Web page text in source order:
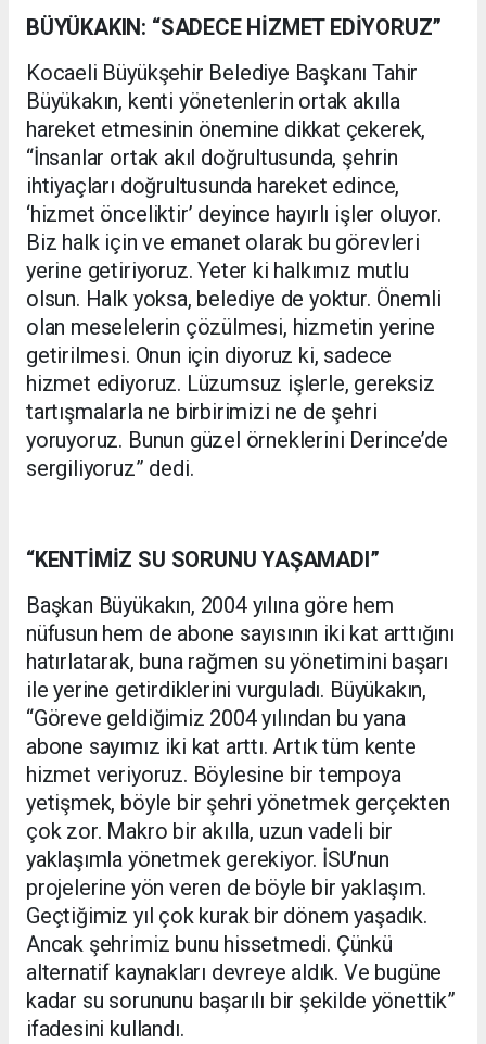
BÜYÜKAKIN: “SADECE HİZMET EDİYORUZ”
Kocaeli Büyükşehir Belediye Başkanı Tahir
Büyükakın, kenti yönetenlerin ortak akılla
hareket etmesinin önemine dikkat çekerek,
“İnsanlar ortak akıl doğrultusunda, şehrin
ihtiyaçları doğrultusunda hareket edince,
‘hizmet önceliktir’ deyince hayırlı işler oluyor.
Biz halk için ve emanet olarak bu görevleri
yerine getiriyoruz. Yeter ki halkımız mutlu
olsun. Halk yoksa, belediye de yoktur. Önemli
olan meselelerin çözülmesi, hizmetin yerine
getirilmesi. Onun için diyoruz ki, sadece
hizmet ediyoruz. Lüzumsuz işlerle, gereksiz
tartışmalarla ne birbirimizi ne de şehri
yoruyoruz. Bunun güzel örneklerini Derince’de
sergiliyoruz” dedi.
“KENTİMİZ SU SORUNU YAŞAMADI”
Başkan Büyükakın, 2004 yılına göre hem
nüfusun hem de abone sayısının iki kat arttığını
hatırlatarak, buna rağmen su yönetimini başarı
ile yerine getirdiklerini vurguladı. Büyükakın,
“Göreve geldiğimiz 2004 yılından bu yana
abone sayımız iki kat arttı. Artık tüm kente
hizmet veriyoruz. Böylesine bir tempoya
yetişmek, böyle bir şehri yönetmek gerçekten
çok zor. Makro bir akılla, uzun vadeli bir
yaklaşımla yönetmek gerekiyor. İSU’nun
projelerine yön veren de böyle bir yaklaşım.
Geçtiğimiz yıl çok kurak bir dönem yaşadık.
Ancak şehrimiz bunu hissetmedi. Çünkü
alternatif kaynakları devreye aldık. Ve bugüne
kadar su sorununu başarılı bir şekilde yönettik”
ifadesini kullandı.